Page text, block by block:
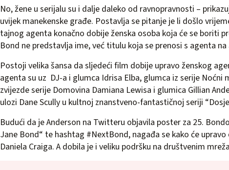
No, žene u serijalu su i dalje daleko od ravnopravnosti –
uvijek manekenske građe. Postavlja se pitanje je li došlo
tajnog agenta konačno dobije ženska osoba koja će se boriti
Bond ne predstavlja ime, već titulu koja se prenosi s agenta
Postoji velika šansa da sljedeći film dobije upravo ženskog
agenta su uz DJ-a i glumca Idrisa Elba, glumca iz serije
zvijezde serije Domovina Damiana Lewisa i glumica Gillian
ulozi Dane Scully u kultnoj znanstveno-fantastičnoj seriji
Budući da je Anderson na Twitteru objavila poster za 25.
Jane Bond“ te hashtag #NextBond, nagađa se kako će
Daniela Craiga. A dobila je i veliku podršku na društvenim